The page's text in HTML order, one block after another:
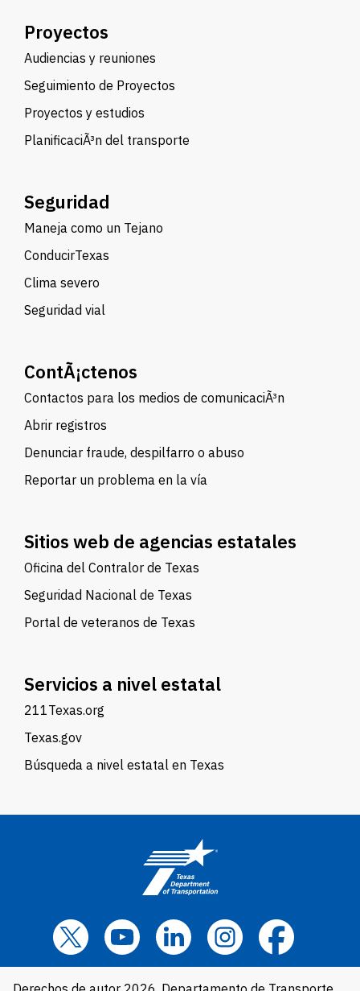
Proyectos
Audiencias y reuniones
Seguimiento de Proyectos
Proyectos y estudios
PlanificaciÃ³n del transporte
Seguridad
Maneja como un Tejano
ConducirTexas
Clima severo
Seguridad vial
ContÃ¡ctenos
Contactos para los medios de comunicaciÃ³n
Abrir registros
Denunciar fraude, despilfarro o abuso
Reportar un problema en la vía
Sitios web de agencias estatales
Oficina del Contralor de Texas
Seguridad Nacional de Texas
Portal de veteranos de Texas
Servicios a nivel estatal
211Texas.org
Texas.gov
Búsqueda a nivel estatal en Texas